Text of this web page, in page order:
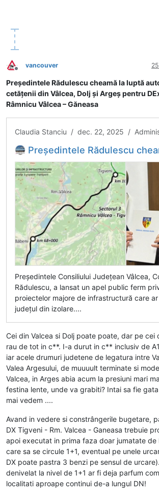
Deconectat
vancouver
Președintele Rădulescu cheamă la luptă
cetățenii din Vâlcea, Dolj și Argeș pentru
Râmnicu Vâlcea – Găneasa
Claudia Stanciu / dec. 22, 2025 /
Președintele Rădulescu cheamă la luptă autoritățile și cetățenii din Vâlcea, Dolj și Argeș pentru DEx
Președintele Consiliului Județean Vâlcea,
Rădulescu, a lansat un apel public ferm
proiectelor majore de infrastructură care
județul din izolare....
Cei din Valcea si Dolj poate poate, dar pe cei
rau de tot in c**. I-a durut in c** inclusiv de
iar acele drumuri judetene de legatura intre
Valea Argesului, de muuuult terminate si
Valcea, in Arges abia acum la presiuni mari
festina lente, unde va grabiti? Intai sa fie
mai vedem ....
Avand in vedere si constrângerile bugetare,
DX Tigveni - Rm. Valcea - Ganeasa trebuie
apoi executat in prima faza doar jumatate de
care sa se circule 1+1, eventual pe unele
DX poate pastra 3 benzi pe sensul de
denivelat la nivel de 1+1 ar fi deja parfum
localitati aproape continui de-a lungul DN!